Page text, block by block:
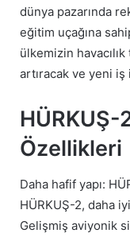
dünya pazarında
eğitim uçağına
ülkemizin
artıracak ve yeni iş
HÜRKUŞ-
Özellikleri
Daha hafif yapı:
HÜRKUŞ-2, daha
Gelişmiş aviyonik